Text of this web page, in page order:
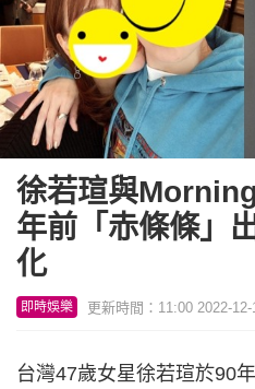
徐若瑄與
年前「赤條條」
化
即時娛樂 更新時間：11:00 2022-
台灣47歲女星徐若瑄於90